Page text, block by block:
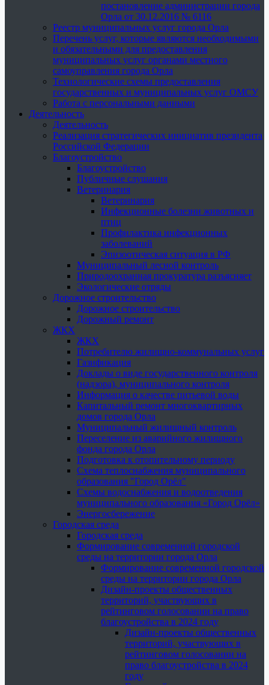
постановление администрации города
Орла от 30.12.2016 № 6116
Реестр муниципальных услуг города Орла
Перечень услуг, которые являются необходимыми
и обязательными для предоставления
муниципальных услуг органами местного
самоуправления города Орла
Технологические схемы предоставления
государственных и муниципальных услуг ОМСУ
Работа с персональными данными
Деятельность
Деятельность
Реализация стратегических инициатив президента
Российской Федерации
Благоустройство
Благоустройство
Публичные слушания
Ветеринария
Ветеринария
Инфекционные болезни животных и
птиц
Профилактика инфекционных
заболеваний
Эпизоотическая ситуация в РФ
Муниципальный лесной контроль
Природоохранная прокуратура разъясняет
Экологические отряды
Дорожное строительство
Дорожное строительство
Дорожный ремонт
ЖКХ
ЖКХ
Потребителю жилищно-коммунальных услуг
Газификация
Доклады о виде государственного контроля
(надзора), муниципального контроля
Информация о качестве питьевой воды
Капитальный ремонт многоквартирных
домов города Орла
Муниципальный жилищный контроль
Переселение из аварийного жилищного
фонда города Орла
Подготовка к отопительному периоду
Схема теплоснабжения муниципального
образования "Город Орёл"
Схемы водоснабжения и водоотведения
муниципального образования «Город Орёл»
Энергосбережение
Городская среда
Городская среда
Формирование современной городской
среды на территории города Орла
Формирование современной городской
среды на территории города Орла
Дизайн-проекты общественных
территорий, участвующих в
рейтинговом голосовании на право
благоустройства в 2024 году
Дизайн-проекты общественных
территорий, участвующих в
рейтинговом голосовании на
право благоустройства в 2024
году